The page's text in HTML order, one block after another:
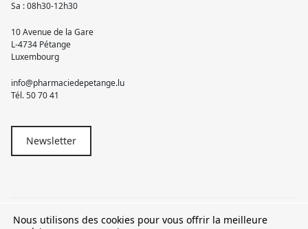
Sa : 08h30-12h30
10 Avenue de la Gare
L-4734 Pétange
Luxembourg
info@pharmaciedepetange.lu
Tél.50 70 41
Newsletter
© 2026 Pharmacie Pétange
Nous utilisons des cookies pour vous offrir la meilleure